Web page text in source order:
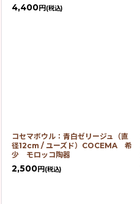
4,400円(税込)
コセマボウル：青白ゼリージュ（直
径12cm / ユーズド）COCEMA 希
少 モロッコ陶器
2,500円(税込)